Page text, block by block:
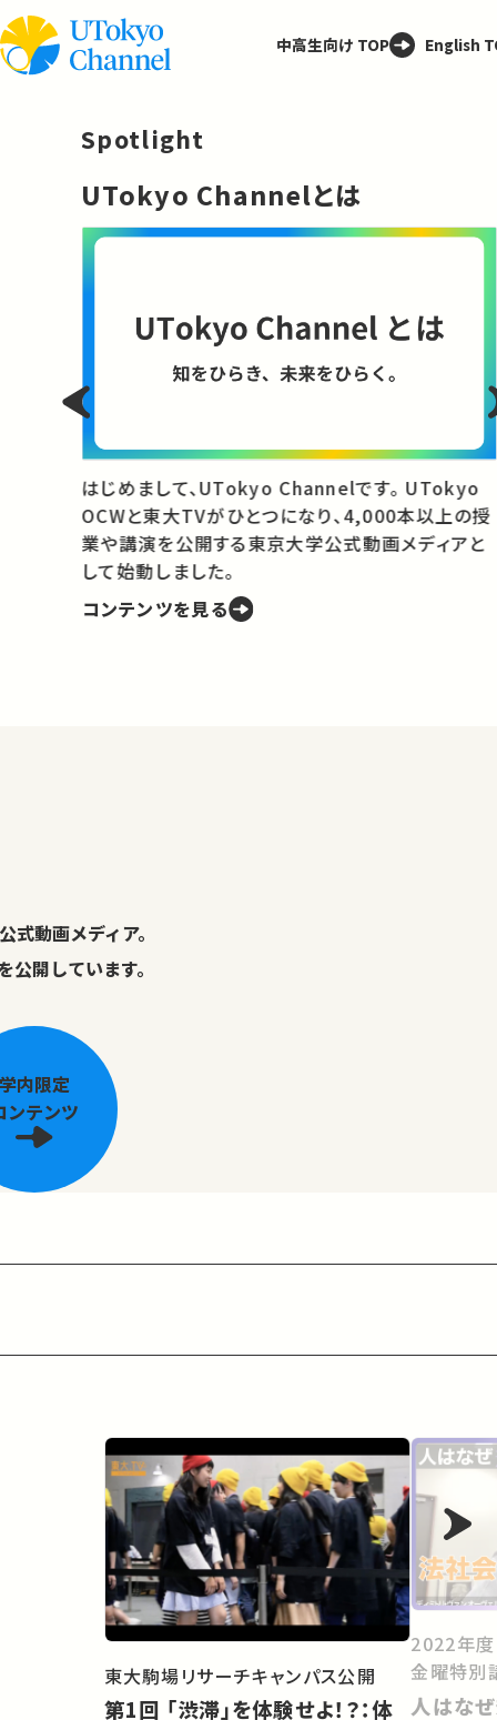
中高生向け TOP English
Spotlight
UTokyo Channelとは
はじめまして、UTokyo Channelです。 UTokyo
OCWと東大TVがひとつになり、4,000本以上の授
業や講演を公開する東京大学公式動画メディアと
して始動しました。
コンテンツを見る
式動画メディア。
開しています。
学内限定
ンテンツ
東大駒場リサーチキャンパス公開
第1回 「渋滞」を体験せよ！？：体
2022年度
金曜特別
人はな